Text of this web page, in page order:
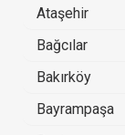
Ataşehir
Bağcılar
Bakırköy
Bayrampaşa